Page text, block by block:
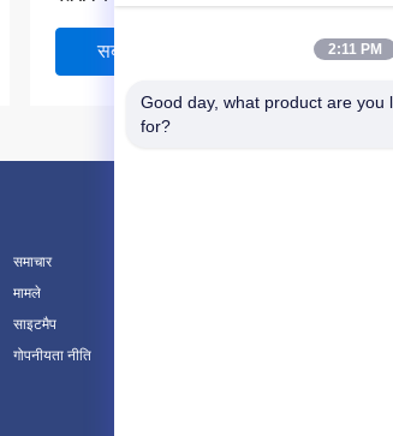
सबसे अच्छी कीमत
समाचार
मामले
साइटमैप
गोपनीयता नीति
2:11 PM
Good day, what product are you
for?